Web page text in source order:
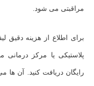
مراقبتی می‌ شود.
پلاستیکی یا مرکز
رایگان دریافت کنید. آن‌ ها